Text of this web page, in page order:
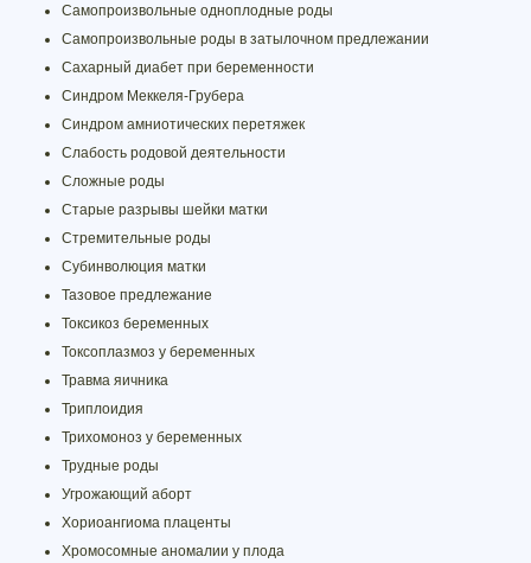
Самопроизвольные одноплодные роды
Самопроизвольные роды в затылочном предлежании
Сахарный диабет при беременности
Синдром Меккеля-Грубера
Синдром амниотических перетяжек
Слабость родовой деятельности
Сложные роды
Старые разрывы шейки матки
Стремительные роды
Субинволюция матки
Тазовое предлежание
Токсикоз беременных
Токсоплазмоз у беременных
Травма яичника
Триплоидия
Трихомоноз у беременных
Трудные роды
Угрожающий аборт
Хориоангиома плаценты
Хромосомные аномалии у плода